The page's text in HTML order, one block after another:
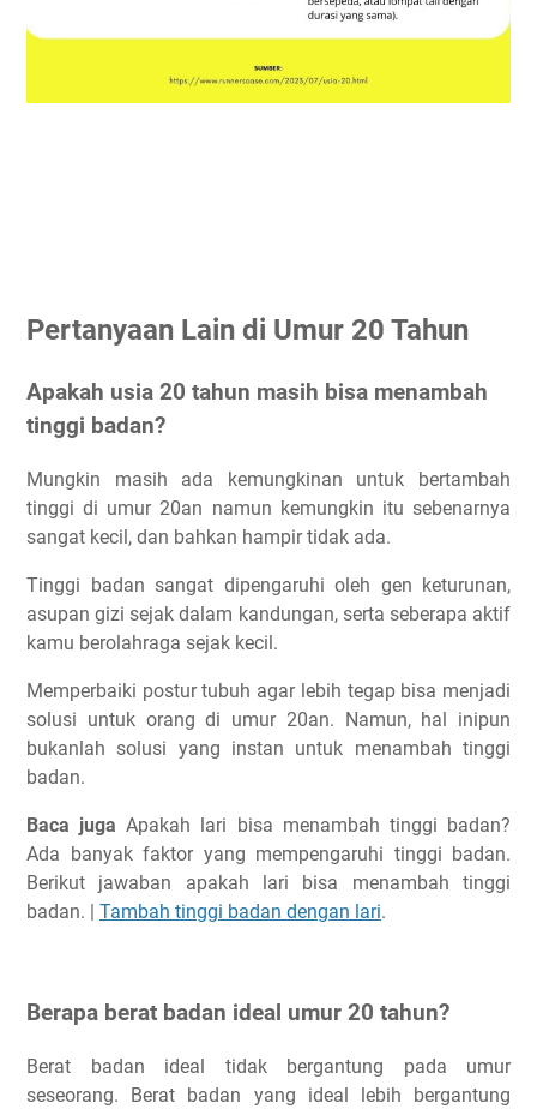
Pertanyaan Lain di Umur 20 Tahun
Apakah usia 20 tahun masih bisa menambah
tinggi badan?
Mungkin masih ada kemungkinan untuk bertambah
tinggi di umur 20an namun kemungkin itu sebenarnya
sangat kecil, dan bahkan hampir tidak ada.
Tinggi badan sangat dipengaruhi oleh gen keturunan,
asupan gizi sejak dalam kandungan, serta seberapa aktif
kamu berolahraga sejak kecil.
Memperbaiki postur tubuh agar lebih tegap bisa menjadi
solusi untuk orang di umur 20an. Namun, hal inipun
bukanlah solusi yang instan untuk menambah tinggi
badan.
Baca juga Apakah lari bisa menambah tinggi badan?
Ada banyak faktor yang mempengaruhi tinggi badan.
Berikut jawaban apakah lari bisa menambah tinggi
badan. | Tambah tinggi badan dengan lari.
Berapa berat badan ideal umur 20 tahun?
Berat badan ideal tidak bergantung pada umur
seseorang. Berat badan yang ideal lebih bergantung